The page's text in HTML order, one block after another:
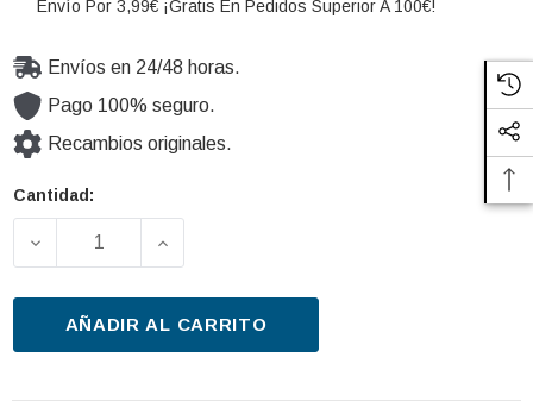
Envío Por 3,99€ ¡Gratis En Pedidos Superior A 100€!
Envíos en 24/48 horas.
Pago 100% seguro.
Recambios originales.
Cantidad
Cantidad:
DISMINUIR LA CANTIDAD DE FILTRO DE ACEITE
AUMENTAR LA CANTIDAD DE FILTRO
AÑADIR AL CARRITO